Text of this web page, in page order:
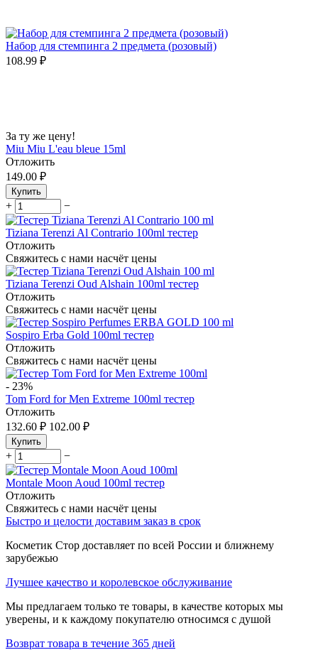
Набор для стемпинга 2 предмета (розовый)
108.99 ₽
За ту же цену!
Miu Miu L'eau bleue 15ml
Отложить
149.00 ₽
Купить
+ −
Tiziana Terenzi Al Contrario 100ml тестер
Отложить
Свяжитесь с нами насчёт цены
Tiziana Terenzi Oud Alshain 100ml тестер
Отложить
Свяжитесь с нами насчёт цены
Sospiro Erba Gold 100ml тестер
Отложить
Свяжитесь с нами насчёт цены
- 23%
Tom Ford for Men Extreme 100ml тестер
Отложить
132.60 ₽ 102.00 ₽
Купить
+ −
Montale Moon Aoud 100ml тестер
Отложить
Свяжитесь с нами насчёт цены
Быстро и целости доставим заказ в срок
Косметик Стор доставляет по всей России и ближнему
зарубежью
Лучшее качество и королевское обслуживание
Мы предлагаем только те товары, в качестве которых мы
уверены, и к каждому покупателю относимся с душой
Возврат товара в течение 365 дней